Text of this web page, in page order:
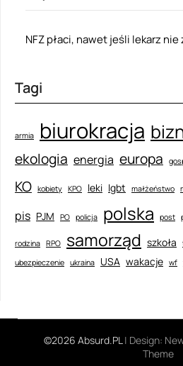
NFZ płaci, nawet jeśli lekarz nie
Tagi
armia biurokracja
ekologia energia europa
KO kobiety KPO leki lgbt małżeństwo
pis PJM PO policja polska post
rodzina RPO samorząd szkoła
ubezpieczenie ukraina USA wakacje wf
©2026 Absurd.PL | Design:
Theme